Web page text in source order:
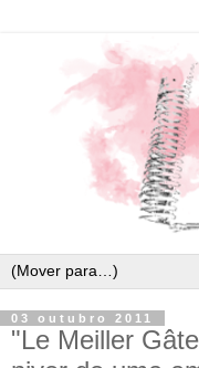
03 outubro 2011
"Le Meiller